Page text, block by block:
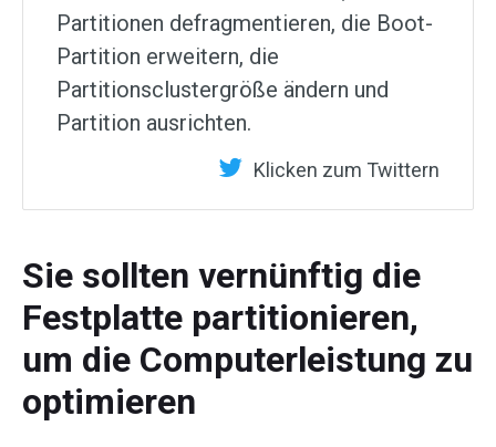
Partitionen defragmentieren, die Boot-
Partition erweitern, die
Partitionsclustergröße ändern und
Partition ausrichten.
Klicken zum Twittern
Sie sollten vernünftig die
Festplatte partitionieren,
um die Computerleistung zu
optimieren